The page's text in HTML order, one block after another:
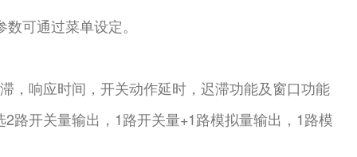
可通过菜单设定。
，响应时间，开关动作延时，迟滞功能及窗口功能
开关量输出，1路开关量+1路模拟量输出，1路模